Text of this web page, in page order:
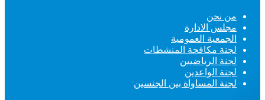
من نحن
مجلس الادارة
الجمعية العمومية
لجنة مكافحة المنشطات
لجنة الرياضيين
لجنة الواعدين
لجنة المساواة بين الجنسين